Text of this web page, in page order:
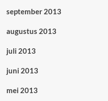
september 2013
augustus 2013
juli 2013
juni 2013
mei 2013